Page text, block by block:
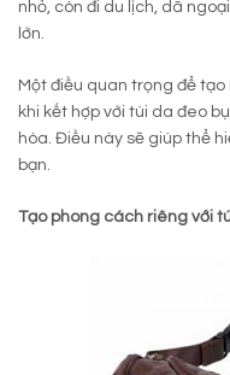
nhỏ, còn đi du lịch, dã
lớn.
Một điều quan trọng để
khi kết hợp với túi da đeo
hòa. Điều này sẽ giúp thể
bạn.
Tạo phong cách riêng với